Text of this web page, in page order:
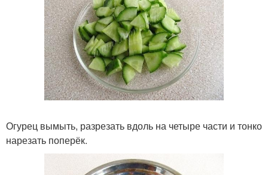
Огурец вымыть, разрезать вдоль на четыре части и тонко
нарезать поперёк.